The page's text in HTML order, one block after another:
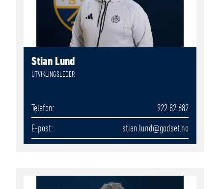
Stian Lund
UTVIKLINGSLEDER
Telefon
922 82 682
E-post
stian.lund@godset.no